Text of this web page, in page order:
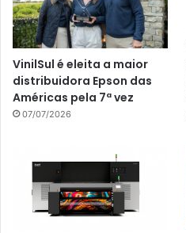
VinilSul é eleita a maior
distribuidora Epson das
Américas pela 7ª vez
07/07/2026